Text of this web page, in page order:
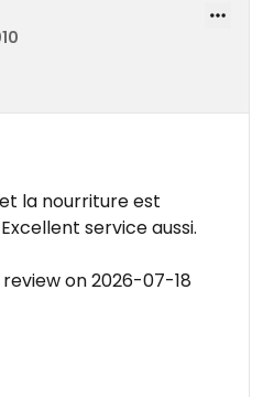
la nourriture est
service aussi.
on 2026-07-18